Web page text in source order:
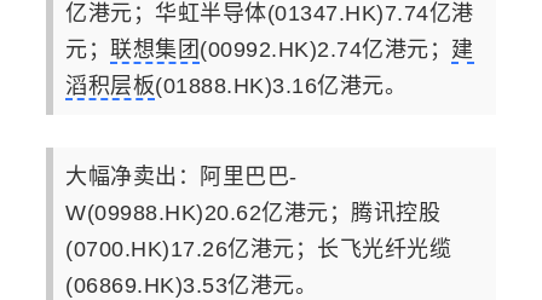
亿港元；华虹半导体(01347.HK)7.74亿港
元； 联想集团 (00992.HK)2.74亿港元； 建
滔积层板(01888.HK)3.16亿港元。
大幅净卖出：阿里巴巴-
W(09988.HK)20.62亿港元；腾讯控股
(0700.HK)17.26亿港元；长飞光纤光缆
(06869.HK)3.53亿港元。